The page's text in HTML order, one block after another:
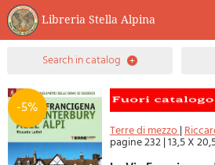
Libreria Stella Alpina
0Item(s) In Your Cart
Facebook
Create Account
search in catalog
-5%
Terre di mezzo|
pagine 232|13,5 X